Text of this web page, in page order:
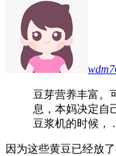
豆芽营养丰富。
息，本妈决定自
豆浆机的时候，
因为这些黄豆已经放